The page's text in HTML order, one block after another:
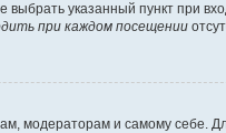
выбрать указанный пункт при
при каждом посещении
модераторам и самому себе.